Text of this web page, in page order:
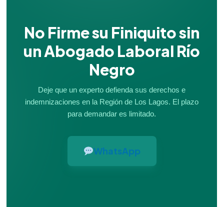
No Firme su Finiquito sin
un Abogado Laboral Río
Negro
Deje que un experto defienda sus derechos e
indemnizaciones en la Región de Los Lagos. El plazo
para demandar es limitado.
WhatsApp